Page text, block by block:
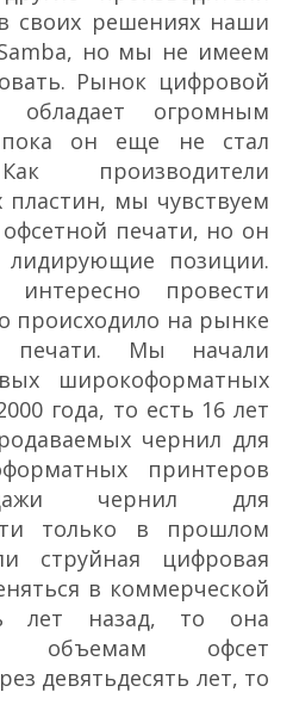
своих решениях наши
но мы не имеем
Рынок цифровой
огромным
он еще не стал
производители
мы чувствуем
печати, но он
позиции.
провести
происходило на рынке
печати. Мы начали
широкоформатных
года, то есть 16 лет
чернил для
принтеров
чернил для
только в прошлом
струйная цифровая
в коммерческой
лет назад, то она
объемам офсет
девять­десять лет, то